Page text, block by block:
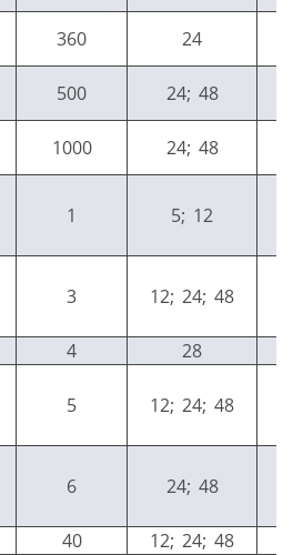
360 24
500 24; 48
1000 24; 48
1 5; 12
3 12; 24; 48
4 28
5 12; 24; 48
6 24; 48
40
12; 24; 48